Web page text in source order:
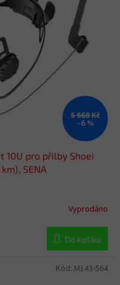
5 668 Kč
–6 %
10U pro přilby Shoei
SENA
Vyprodáno
Do košíku
Kód: M143-564